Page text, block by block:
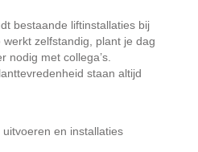
bestaande liftinstallaties bij
zelfstandig, plant je dag
nodig met collega’s.
staan altijd
en installaties